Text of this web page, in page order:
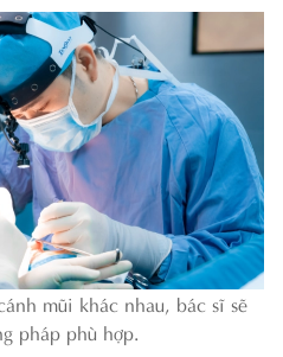
mũi khác nhau, bác sĩ sẽ
pháp phù hợp.